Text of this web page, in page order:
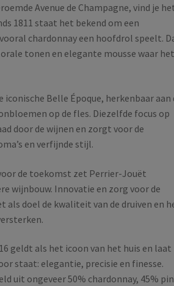
Avenue de Champagne, vind je
1811 staat het bekend om een
chardonnay een hoofdrol speelt.
tonen en elegante mousse waar het
Belle Époque, herkenbaar aan
op de fles. Diezelfde focus op
door de wijnen en zorgt voor de
en verfijnde stijl.
de toekomst zet Perrier-Jouët
wijnbouw. Innovatie en zorg voor de
als doel de kwaliteit van de druiven en
geldt als het icoon van het huis en laat
staat: elegantie, precisie en finesse.
uit ongeveer 50% chardonnay, 45%